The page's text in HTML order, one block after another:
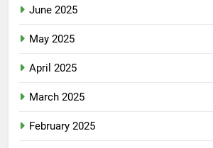
June 2025
May 2025
April 2025
March 2025
February 2025